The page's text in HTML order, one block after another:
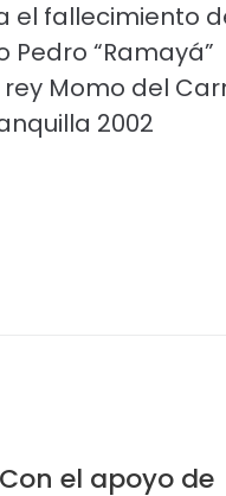
el fallecimiento
Pedro “Ramayá”
rey Momo del
2002
Con el apoyo de